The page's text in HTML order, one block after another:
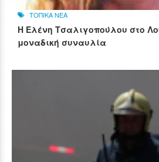
ΤΟΠΙΚΑ ΝΕΑ
Η Ελένη Τσαλιγοπούλου στο
μοναδική συναυλία